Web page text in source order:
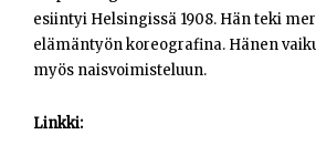
esiintyi Helsingissä 1908. Hän teki
elämäntyön koreografina. Hänen
myös naisvoimisteluun.
Linkki: